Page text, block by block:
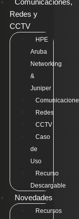
Comunicaciones,
Redes y
CCTV
HPE
Aruba
Networking
&
Juniper
Redes
CCTV
Caso
de
Uso
Recurso
Descargable
Novedades
Recursos